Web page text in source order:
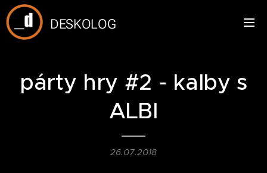
DESKOLOG
párty hry #2 - kalby s
ALBI
26.07.2018